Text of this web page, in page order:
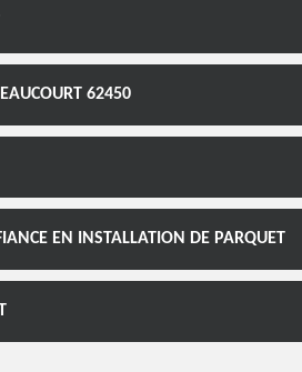
62450
EN INSTALLATION DE PARQUET